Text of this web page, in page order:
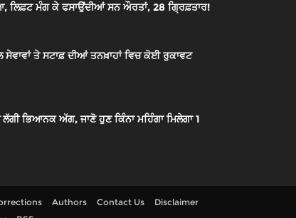
ਲਿਫ਼ਟ ਮੰਗ ਕੇ ਫਸਾਉਂਦੀਆਂ ਸਨ ਔਰਤਾਂ, 28 ਗ੍ਰਿਫ਼ਤਾਰ!
ਸੇਵਾਵਾਂ ਤੇ ਸਟਾਫ਼ ਦੀਆਂ ਤਨਖ਼ਾਹਾਂ ਵਿਚ ਕੋਈ ਰੁਕਾਵਟ
ਭਿਆਨਕ ਅੱਗ, ਜਾਣੋ ਹੁਣ ਕਿੰਨਾ ਮਹਿੰਗਾ ਮਿਲੇਗਾ 1
Authors Contact Us
Disclaimer